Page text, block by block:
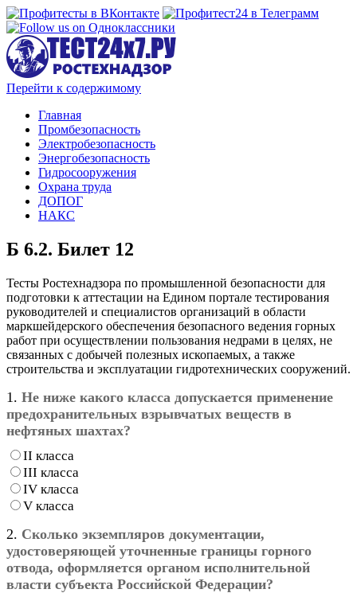
Перейти к содержимому
Главная
Промбезопасность
Электробезопасность
Энергобезопасность
Гидросооружения
Охрана труда
ДОПОГ
НАКС
Б 6.2. Билет 12
Тесты Ростехнадзора по промышленной безопасности для
подготовки к аттестации на Едином портале тестирования
руководителей и специалистов организаций в области
маркшейдерского обеспечения безопасного ведения горных
работ при осуществлении пользования недрами в целях, не
связанных с добычей полезных ископаемых, а также
строительства и эксплуатации гидротехнических сооружений.
1. Не ниже какого класса допускается применение
предохранительных взрывчатых веществ в
нефтяных шахтах?
II класса
III класса
IV класса
V класса
2. Сколько экземпляров документации,
удостоверяющей уточненные границы горного
отвода, оформляется органом исполнительной
власти субъекта Российской Федерации?